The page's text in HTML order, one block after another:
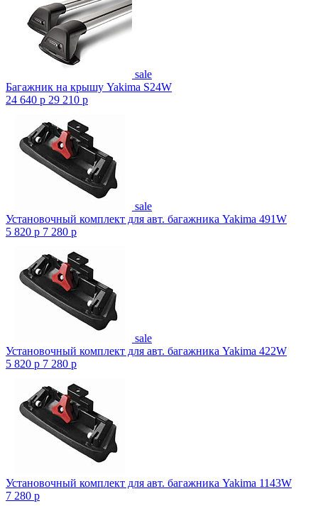
sale
Багажник на крышу Yakima S24W
24 640 p 29 210 p
sale
Установочный комплект для авт. багажника Yakima 491W
5 820 p 7 280 p
sale
Установочный комплект для авт. багажника Yakima 422W
5 820 p 7 280 p
Установочный комплект для авт. багажника Yakima 1143W
7 280 p